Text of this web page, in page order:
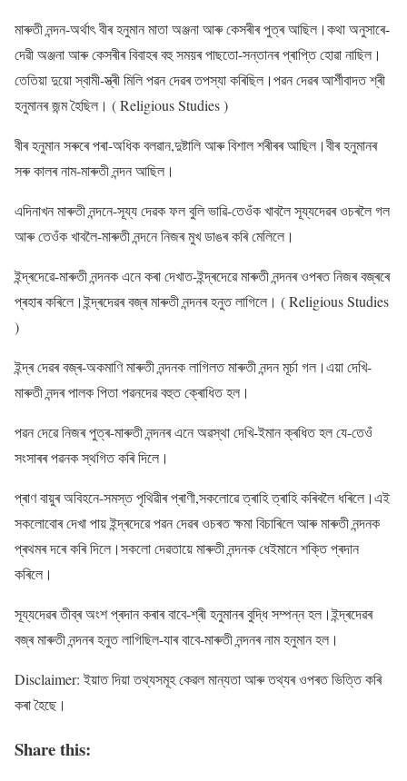
মাৰুতী নন্দন-অৰ্থাৎ বীৰ হনুমান মাতা অঞ্জনা আৰু কেসৰীৰ পুত্ৰ আছিল।কথা অনুসাৰে-
দেৱী অঞ্জনা আৰু কেসৰীৰ বিবাহৰ বহু সময়ৰ পাছতো-সন্তানৰ প্ৰাপ্তি হোৱা নাছিল।
তেতিয়া দুয়ো স্বামী-স্ত্ৰী মিলি পৱন দেৱৰ তপস্যা কৰিছিল।পৱন দেৱৰ আৰ্শীবাদত শ্ৰী
হনুমানৰ জন্ম হৈছিল। ( Religious Studies )
বীৰ হনুমান সৰুৰে পৰা-অধিক বলৱান,দুষ্টালি আৰু বিশাল শৰীৰৰ আছিল।বীৰ হনুমানৰ
সৰু কালৰ নাম-মাৰুতী নন্দন আছিল।
এদিনাখন মাৰুতী নন্দনে-সূয্য দেৱক ফল বুলি ভাৱি-তেওঁক খাবলৈ সূয্যদেৱৰ ওচৰলৈ গল
আৰু তেওঁক খাবলৈ-মাৰুতী নন্দনে নিজৰ মুখ ডাঙৰ কৰি মেলিলে।
ইন্দ্ৰদেৱে-মাৰুতী নন্দনক এনে কৰা দেখাত-ইন্দ্ৰদেৱে মাৰুতী নন্দনৰ ওপৰত নিজৰ বজ্ৰৰে
প্ৰহাৰ কৰিলে।ইন্দ্ৰদেৱৰ বজ্ৰ মাৰুতী নন্দনৰ হনুত লাগিলে। ( Religious Studies
)
ইন্দ্ৰ দেৱৰ বজ্ৰ-অকমাণি মাৰুতী নন্দনক লাগিলত মাৰুতী নন্দন মূৰ্চা গল।এয়া দেখি-
মাৰুতী নন্দৰ পালক পিতা পৱনদেৱ বহুত ক্ৰোধিত হল।
পৱন দেৱে নিজৰ পুত্ৰ-মাৰুতী নন্দনৰ এনে অৱস্থা দেখি-ইমান ক্ৰধিত হল যে-তেওঁ
সংসাৰৰ পৱনক স্থগিত কৰি দিলে।
প্ৰাণ বায়ুৰ অবিহনে-সমস্ত পৃথিৱীৰ প্ৰাণী,সকলোৱে ত্ৰাহি ত্ৰাহি কৰিবলৈ ধৰিলে।এই
সকলোবোৰ দেখা পায় ইন্দ্ৰদেৱে পৱন দেৱৰ ওচৰত ক্ষমা বিচাৰিলে আৰু মাৰুতী নন্দনক
প্ৰথমৰ দৰে কৰি দিলে।সকলো দেৱতায়ে মাৰুতী নন্দনক ধেইমানে শক্তি প্ৰদান
কৰিলে।
সূয্যদেৱৰ তীব্ৰ অংশ প্ৰদান কৰাৰ বাবে-শ্ৰী হনুমানৰ বুদ্ধি সম্পন্ন হল।ইন্দ্ৰদেৱৰ
বজ্ৰ মাৰুতী নন্দনৰ হনুত লাগিছিল-যাৰ বাবে-মাৰুতী নন্দনৰ নাম হনুমান হল।
Disclaimer: ইয়াত দিয়া তথ্যসমূহ কেৱল মান্যতা আৰু তথ্যৰ ওপৰত ভিত্তি কৰি
কৰা হৈছে।
Share this: